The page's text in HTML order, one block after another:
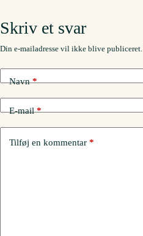
Skriv et svar
Din e-mailadresse vil ikke blive publiceret.
Navn*
E-mail*
Tilføj en kommentar *